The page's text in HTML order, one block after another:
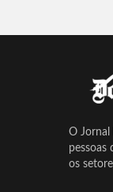
O Jornal
pessoas
os